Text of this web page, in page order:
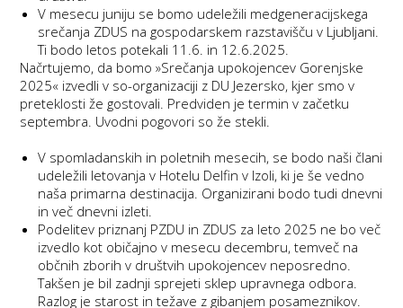
V mesecu juniju se bomo udeležili medgeneracijskega
srečanja ZDUS na gospodarskem razstavišču v Ljubljani.
Ti bodo letos potekali 11.6. in 12.6.2025.
Načrtujemo, da bomo »Srečanja upokojencev Gorenjske
2025« izvedli v so-organizaciji z DU Jezersko, kjer smo v
preteklosti že gostovali. Predviden je termin v začetku
septembra. Uvodni pogovori so že stekli.
V spomladanskih in poletnih mesecih, se bodo naši člani
udeležili letovanja v Hotelu Delfin v Izoli, ki je še vedno
naša primarna destinacija. Organizirani bodo tudi dnevni
in več dnevni izleti.
Podelitev priznanj PZDU in ZDUS za leto 2025 ne bo več
izvedlo kot običajno v mesecu decembru, temveč na
občnih zborih v društvih upokojencev neposredno.
Takšen je bil zadnji sprejeti sklep upravnega odbora.
Razlog je starost in težave z gibanjem posameznikov.